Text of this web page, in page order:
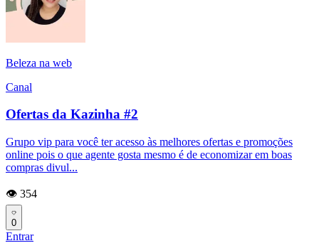
Beleza na web
Canal
Ofertas da Kazinha #2
Grupo vip para você ter acesso às melhores ofertas e promoções
online pois o que agente gosta mesmo é de economizar em boas
compras divul...
👁️ 354
0
Entrar